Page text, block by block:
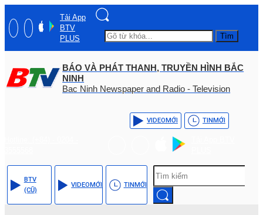
Tải App
BTV
PLUS
Tìm
BÁO VÀ PHÁT THANH, TRUYỀN HÌNH BẮC
NINH
Bac Ninh Newspaper and Radio - Television
VIDEOMỚI TINMỚI
BTV
(CŨ)
VIDEOMỚI TINMỚI